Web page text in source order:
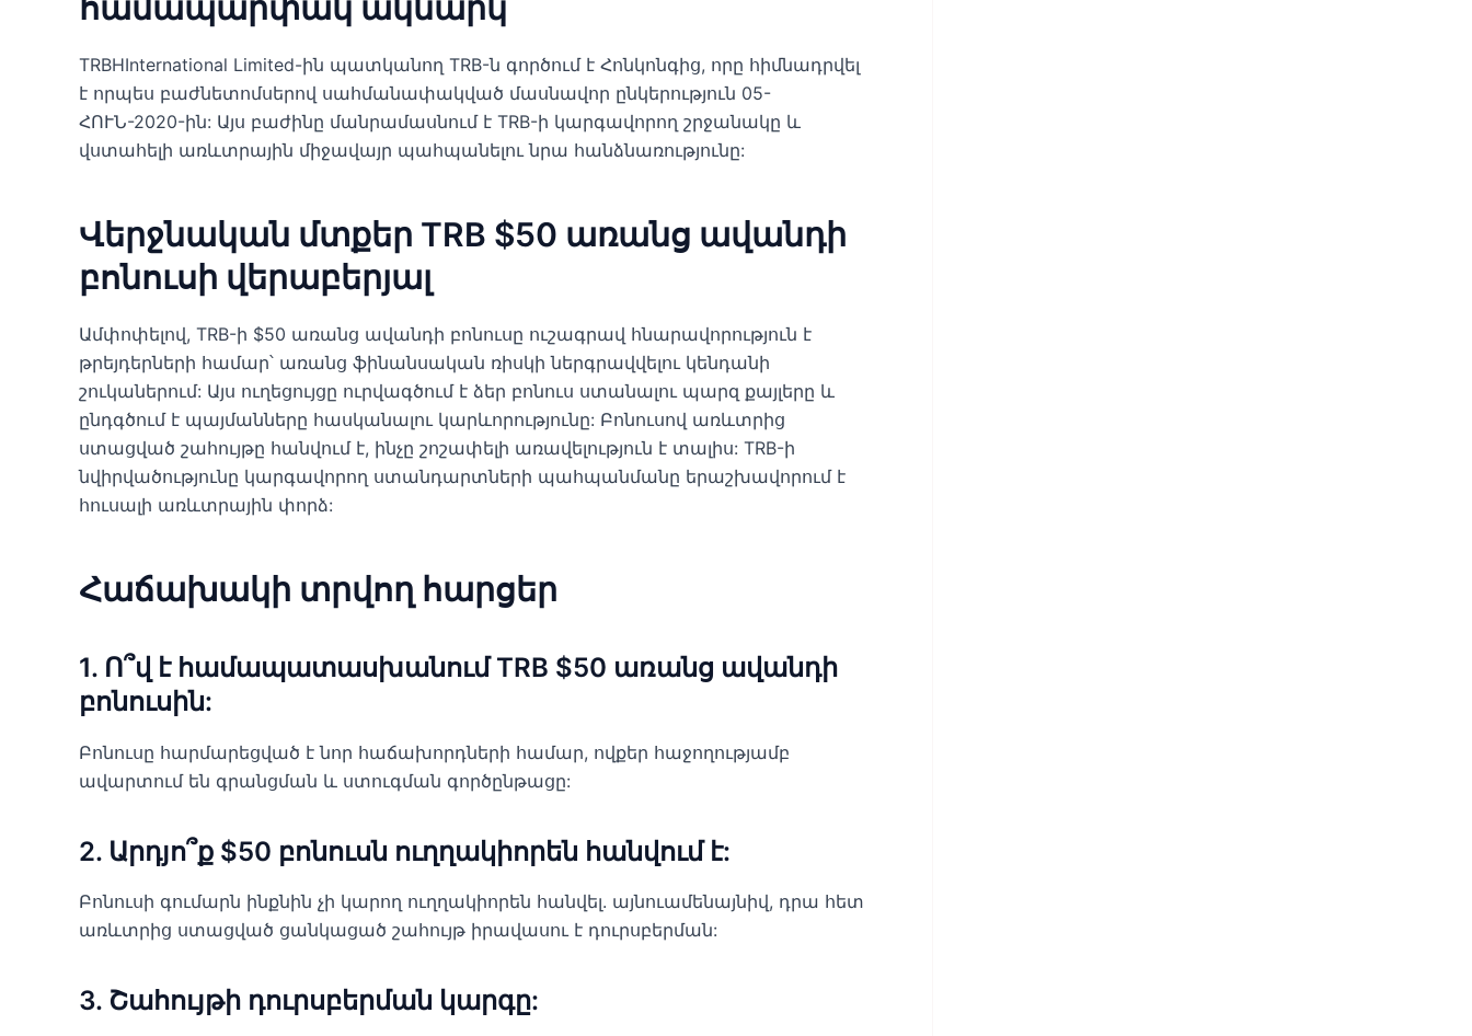
համապարփակ ակնարկ
TRBHInternational Limited-ին պատկանող TRB-ն գործում է Հոնկոնգից, որը հիմնադրվել
է որպես բաժնետոմսերով սահմանափակված մասնավոր ընկերություն 05-
ՀՈՒՆ-2020-ին: Այս բաժինը մանրամասնում է TRB-ի կարգավորող շրջանակը և
վստահելի առևտրային միջավայր պահպանելու նրա հանձնառությունը:
Վերջնական մտքեր TRB $50 առանց ավանդի
բոնուսի վերաբերյալ
Ամփոփելով, TRB-ի $50 առանց ավանդի բոնուսը ուշագրավ հնարավորություն է
թրեյդերների համար՝ առանց ֆինանսական ռիսկի ներգրավվելու կենդանի
շուկաներում: Այս ուղեցույցը ուրվագծում է ձեր բոնուս ստանալու պարզ քայլերը և
ընդգծում է պայմանները հասկանալու կարևորությունը: Բոնուսով առևտրից
ստացված շահույթը հանվում է, ինչը շոշափելի առավելություն է տալիս: TRB-ի
նվիրվածությունը կարգավորող ստանդարտների պահպանմանը երաշխավորում է
հուսալի առևտրային փորձ:
Հաճախակի տրվող հարցեր
1. Ո՞վ է համապատասխանում TRB $50 առանց ավանդի
բոնուսին:
Բոնուսը հարմարեցված է նոր հաճախորդների համար, ովքեր հաջողությամբ
ավարտում են գրանցման և ստուգման գործընթացը:
2. Արդյո՞ք $50 բոնուսն ուղղակիորեն հանվում է:
Բոնուսի գումարն ինքնին չի կարող ուղղակիորեն հանվել. այնուամենայնիվ, դրա հետ
առևտրից ստացված ցանկացած շահույթ իրավասու է դուրսբերման:
3. Շահույթի դուրսբերման կարգը: